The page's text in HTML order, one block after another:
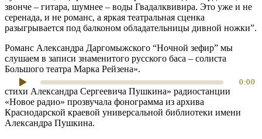
звонче – гитара, шумнее – воды Гвадалквивира. Это уже и не
серенада, и не романс, а яркая театральная сценка
разыгрывается под балконом обладательницы дивной ножки”.
Романс Александра Даргомыжского “Ночной зефир” мы
слушаем в записи знаменитого русского баса – солиста
Большого театра Марка Рейзена».
0:00
В сто сорок пятом выпуске рубрики «200 лучших записей на
стихи Александра Сергеевича Пушкина» радиостанции
«Новое радио» прозвучала фонограмма из архива
Краснодарской краевой универсальной библиотеки имени
Александра Пушкина.